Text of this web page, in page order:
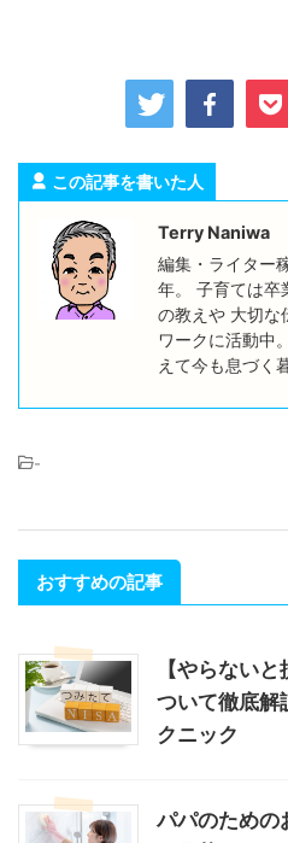
この記事を書いた人
Terry Naniwa
編集・ライター
年。 子育ては卒
の教えや 大切な
ワークに活動中
えて今も息づく
-
おすすめの記事
【やらない
ついて徹底解
クニック
パパのための